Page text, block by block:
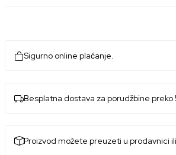
Sigurno online plaćanje.
Besplatna dostava za porudžbine preko
Proizvod možete preuzeti u prodavnici